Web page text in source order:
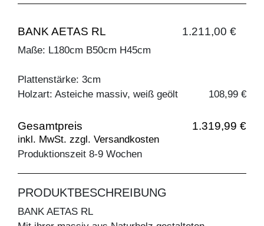
BANK AETAS RL 1.211,00 €
Maße: L180cm B50cm H45cm
Plattenstärke: 3cm
Holzart: Asteiche massiv, weiß geölt
108,99 €
Gesamtpreis 1.319,99 €
inkl. MwSt. zzgl. Versandkosten
Produktionszeit 8-9 Wochen
PRODUKTBESCHREIBUNG
BANK AETAS RL